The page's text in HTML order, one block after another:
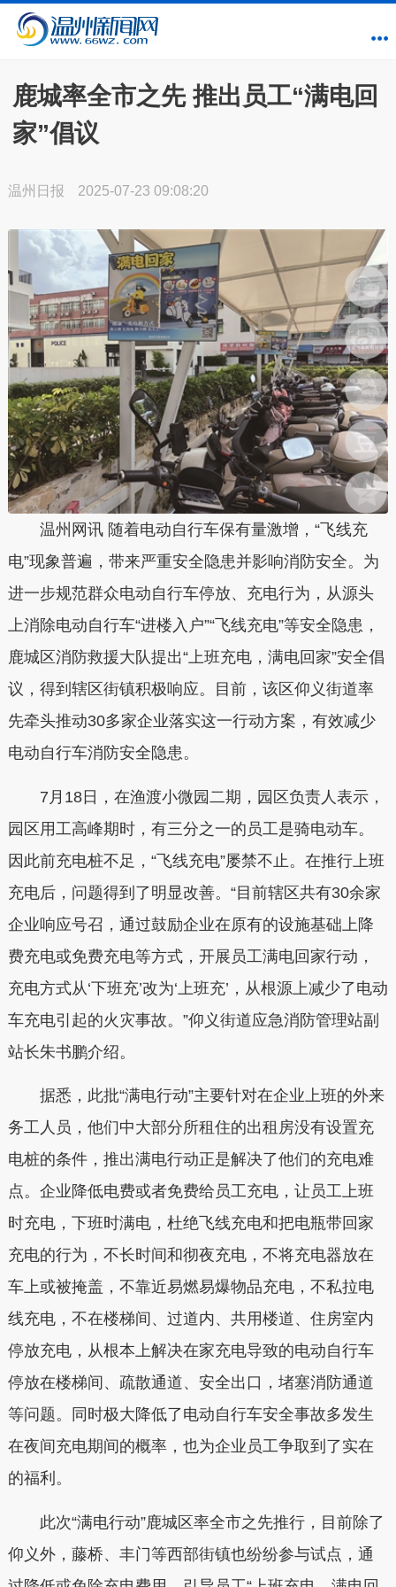
鹿城率全市之先 推出员工“满电回
家”倡议
温州日报 2025-07-23 09:08:20
温州网讯 随着电动自行车保有量激增，“飞线充
电”现象普遍，带来严重安全隐患并影响消防安全。为
进一步规范群众电动自行车停放、充电行为，从源头
上消除电动自行车“进楼入户”“飞线充电”等安全隐患，
鹿城区消防救援大队提出“上班充电，满电回家”安全倡
议，得到辖区街镇积极响应。目前，该区仰义街道率
先牵头推动30多家企业落实这一行动方案，有效减少
电动自行车消防安全隐患。
7月18日，在渔渡小微园二期，园区负责人表示，
园区用工高峰期时，有三分之一的员工是骑电动车。
因此前充电桩不足，“飞线充电”屡禁不止。在推行上班
充电后，问题得到了明显改善。“目前辖区共有30余家
企业响应号召，通过鼓励企业在原有的设施基础上降
费充电或免费充电等方式，开展员工满电回家行动，
充电方式从‘下班充’改为‘上班充’，从根源上减少了电动
车充电引起的火灾事故。”仰义街道应急消防管理站副
站长朱书鹏介绍。
据悉，此批“满电行动”主要针对在企业上班的外来
务工人员，他们中大部分所租住的出租房没有设置充
电桩的条件，推出满电行动正是解决了他们的充电难
点。企业降低电费或者免费给员工充电，让员工上班
时充电，下班时满电，杜绝飞线充电和把电瓶带回家
充电的行为，不长时间和彻夜充电，不将充电器放在
车上或被掩盖，不靠近易燃易爆物品充电，不私拉电
线充电，不在楼梯间、过道内、共用楼道、住房室内
停放充电，从根本上解决在家充电导致的电动自行车
停放在楼梯间、疏散通道、安全出口，堵塞消防通道
等问题。同时极大降低了电动自行车安全事故多发生
在夜间充电期间的概率，也为企业员工争取到了实在
的福利。
此次“满电行动”鹿城区率全市之先推行，目前除了
仰义外，藤桥、丰门等西部街镇也纷纷参与试点，通